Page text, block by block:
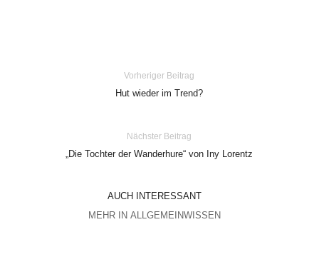
Vorheriger Beitrag
Hut wieder im Trend?
Nächster Beitrag
„Die Tochter der Wanderhure“ von Iny Lorentz
AUCH INTERESSANT
MEHR IN ALLGEMEINWISSEN